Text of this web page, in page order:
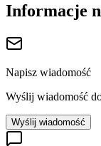
Informacje
Napisz wiadomość
Wyślij wiadomość
Wyślij wiadomość